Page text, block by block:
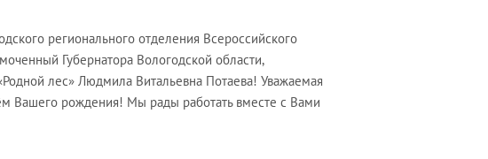
регионального отделения Всероссийского
Губернатора Вологодской области,
лес» Людмила Витальевна Потаева! Уважаемая
Вашего рождения! Мы рады работать вместе с Вами